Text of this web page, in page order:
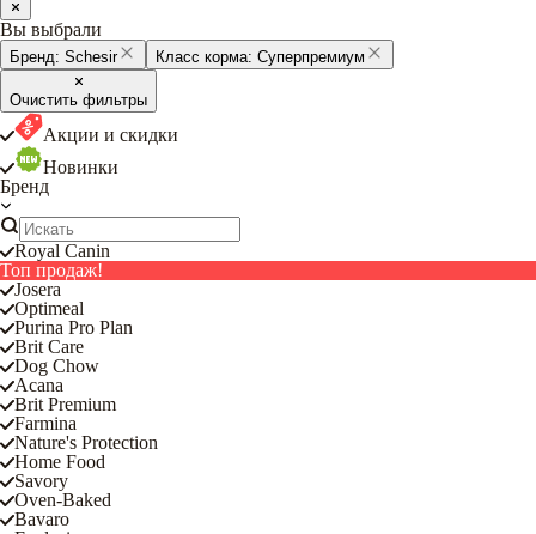
Вы выбрали
Бренд: Schesir Класс корма: Суперпремиум
Очистить фильтры
Акции и скидки
Новинки
Бренд
Royal Canin
Топ продаж!
Josera
Optimeal
Purina Pro Plan
Brit Care
Dog Chow
Acana
Brit Premium
Farmina
Nature's Protection
Home Food
Savory
Oven-Baked
Bavaro